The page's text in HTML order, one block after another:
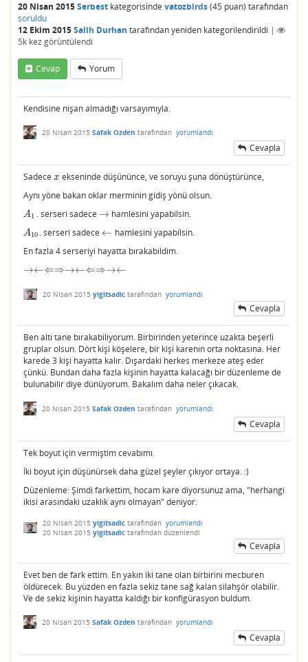
20 Nisan 2015Serbest kategorisinde vatozbirds(45 puan) tarafından
soruldu
12 Ekim 2015Salih Durhan tarafındanyeniden kategorilendirildi |
5k kez görüntülendi
Cevap Yorum
Kendisine nişan almadığı varsayımıyla.
20 Nisan 2015 Safak Ozden tarafından yorumlandı
Cevapla
Sadece x
x ekseninde düşününce, ve soruyu şuna dönüştürünce,
Aynı yöne bakan oklar merminin gidiş yönü olsun.
A1
A1 . serseri sadece →
→ hamlesini yapabilsin.
A10
A10. serseri sadece ←
← hamlesini yapabilsin.
En fazla 4 serseriyi hayatta bırakabildim.
→←⇐⇒→←⇐⇒→←
→←⇐⇒→←⇐⇒→←
20 Nisan 2015 yigitsadic tarafından yorumlandı
Cevapla
Ben altı tane bırakabiliyorum. Birbirinden yeterince uzakta beşerli
gruplar olsun. Dört kişi köşelere, bir kişi karenın orta noktasına. Her
karede 3 kişi hayatta kalır. Dışardaki herkes merkeze ateş eder
çünkü. Bundan daha fazla kişinin hayatta kalacağı bir düzenleme de
bulunabilir diye dünüyorum. Bakalım daha neler çıkacak.
20 Nisan 2015 Safak Ozden tarafından yorumlandı
Cevapla
Tek boyut için vermiştim cevabımı.
İki boyut için düşünürsek daha güzel şeyler çıkıyor ortaya. :)
Düzenleme: Şimdi farkettim, hocam kare diyorsunuz ama, "herhangi
ikisi arasındaki uzaklık aynı olmayan" deniyor.
20 Nisan 2015 yigitsadic tarafından yorumlandı
20 Nisan 2015 yigitsadic tarafından düzenlendi
Cevapla
Evet ben de fark ettim. En yakın iki tane olan birbirini mecburen
öldürecek. Bu yüzden en fazla sekiz tane sağ kalan silahşör olabilir.
Ve de sekiz kişinin hayatta kaldığı bir konfigürasyon buldum.
20 Nisan 2015 Safak Ozden tarafından yorumlandı
Cevapla